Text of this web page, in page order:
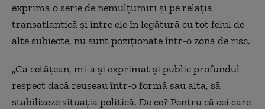
exprimă o serie de nemulțumiri și pe relația
transatlantică și între ele în legătură cu tot felul de
alte subiecte, nu sunt poziționate într-o zonă de risc.
„Ca cetățean, mi-a și exprimat și public profundul
respect dacă reușeau într-o formă sau alta, să
stabilizeze situația politică. De ce? Pentru că cei care